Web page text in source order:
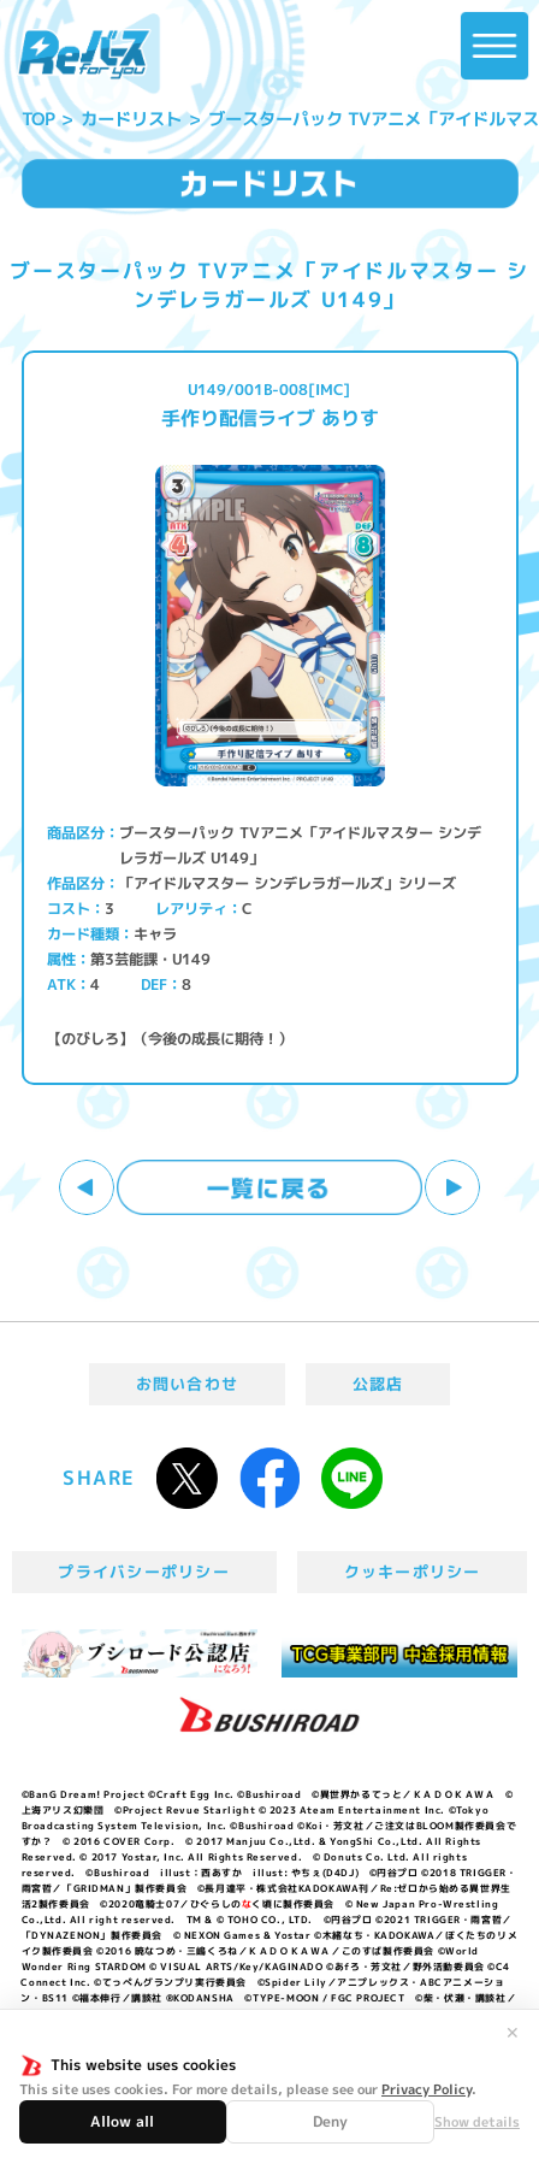
This website uses cookies
This site uses cookies. For more details, please see our Privacy Policy.
Allow all Deny Show details
✕
TOP カードリスト ブースターパック TVアニメ「アイドルマ
ブースターパック TVアニメ「アイドルマスター シ
ンデレラガールズ U149」
U149/001B-008[IMC]
手作り配信ライブ ありす
商品区分 ブースターパック TVアニメ「アイドルマスター シンデ
レラガールズ U149」
作品区分 「アイドルマスター シンデレラガールズ」シリーズ
コスト 3 レアリティ C
カード種類 キャラ
属性 第3芸能課・U149
ATK 4 DEF 8
【のびしろ】（今後の成長に期待！）
お問い合わせ 公認店
SHARE
プライバシーポリシー クッキーポリシー
©BanG Dream! Project ©Craft Egg Inc. ©Bushiroad ©異世界かるてっと／ＫＡＤＯＫＡＷＡ ©
上海アリス幻樂団 ©Project Revue Starlight © 2023 Ateam Entertainment Inc. ©Tokyo
Broadcasting System Television, Inc. ©Bushiroad ©Koi・芳文社／ご注文はBLOOM製作委員会で
すか？ © 2016 COVER Corp. © 2017 Manjuu Co.,Ltd. & YongShi Co.,Ltd. All Rights
Reserved. © 2017 Yostar, Inc. All Rights Reserved. © Donuts Co. Ltd. All rights
reserved. ©Bushiroad illust：西あすか illust: やちぇ(D4DJ) ©円谷プロ ©2018 TRIGGER・
雨宮哲／「GRIDMAN」製作委員会 ©長月達平・株式会社KADOKAWA刊／Re:ゼロから始める異世界生
活2製作委員会 ©2020竜騎士07／ひぐらしのなく頃に製作委員会 © New Japan Pro-Wrestling
Co.,Ltd. All right reserved. TM & © TOHO CO., LTD. ©円谷プロ ©2021 TRIGGER・雨宮哲／
「DYNAZENON」製作委員会 © NEXON Games & Yostar ©木緒なち・KADOKAWA／ぼくたちのリメ
イク製作委員会 ©2016 暁なつめ・三嶋くろね／ＫＡＤＯＫＡＷＡ／このすば製作委員会 ©World
Wonder Ring STARDOM © VISUAL ARTS/Key/KAGINADO ©あfろ・芳文社／野外活動委員会 ©C4
Connect Inc. ©てっぺんグランプリ実行委員会 ©Spider Lily／アニプレックス・ABCアニメーショ
ン・BS11 ©福本伸行／講談社 ®KODANSHA ©TYPE-MOON / FGC PROJECT ©柴・伏瀬・講談社／
©中村力斗・野澤ゆき子／集英社・君のことが大大大大大好きな製作委員会 ©IIS-P／ぽんのみち製作委
員会 ©円谷プロ ©2023 TRIGGER・雨宮哲／「劇場版グリッドマンユニバース」製作委員会 © NEXON
Games／アビドス商店街 ©プロジェクトラブライブ！蓮ノ空女学院スクールアイドルクラブ ©「勇気爆
発バーンブレイバーン」製作委員会